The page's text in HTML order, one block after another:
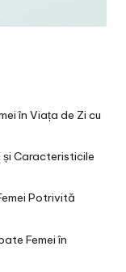
în Viața de Zi cu
și Caracteristicile
Potrivită
Femei în